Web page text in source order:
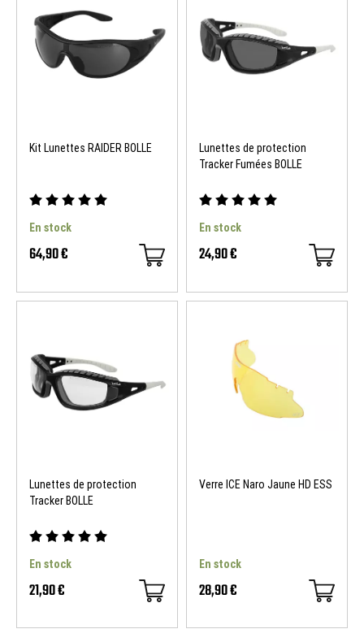
Kit Lunettes RAIDER BOLLE
En stock
64,90 €
Lunettes de protection
Tracker Fumées BOLLE
En stock
24,90 €
Lunettes de protection
Tracker BOLLE
En stock
21,90 €
Verre ICE Naro Jaune HD ESS
En stock
28,90 €